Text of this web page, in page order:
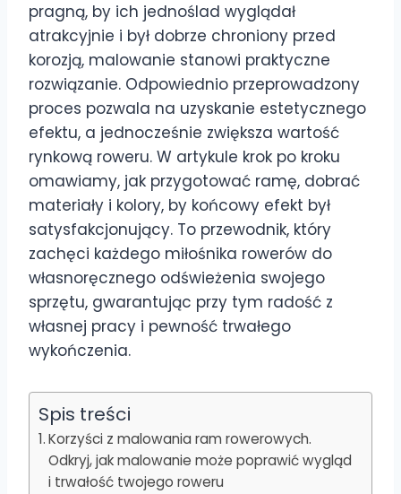
pragną, by ich jednoślad wyglądał
atrakcyjnie i był dobrze chroniony przed
korozją, malowanie stanowi praktyczne
rozwiązanie. Odpowiednio przeprowadzony
proces pozwala na uzyskanie estetycznego
efektu, a jednocześnie zwiększa wartość
rynkową roweru. W artykule krok po kroku
omawiamy, jak przygotować ramę, dobrać
materiały i kolory, by końcowy efekt był
satysfakcjonujący. To przewodnik, który
zachęci każdego miłośnika rowerów do
własnoręcznego odświeżenia swojego
sprzętu, gwarantując przy tym radość z
własnej pracy i pewność trwałego
wykończenia.
Spis treści
Korzyści z malowania ram rowerowych.
Odkryj, jak malowanie może poprawić wygląd
i trwałość twojego roweru